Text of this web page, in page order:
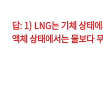
답: 1) LNG는 기체 상태
액체 상태에서는 물보다